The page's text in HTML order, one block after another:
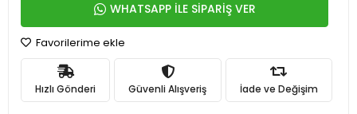
WHATSAPP İLE SİPARİŞ VER
Favorilerime ekle
Hızlı Gönderi Güvenli Alışveriş İade ve Değişim